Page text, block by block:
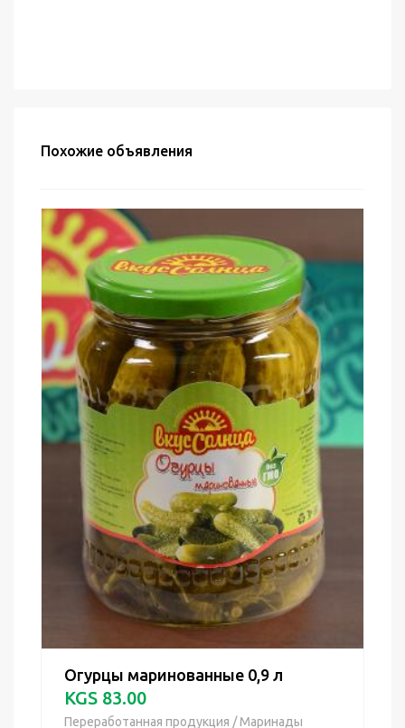
Похожие объявления
Огурцы маринованные 0,9 л
KGS 83.00
Переработанная продукция /Маринады